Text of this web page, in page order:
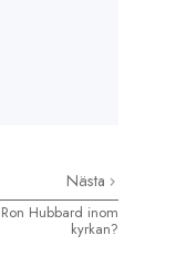
Nästa
Hubbard inom
kyrkan?